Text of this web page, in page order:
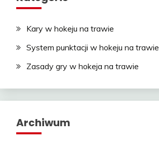
Kary w hokeju na trawie
System punktacji w hokeju na trawie
Zasady gry w hokeja na trawie
Archiwum